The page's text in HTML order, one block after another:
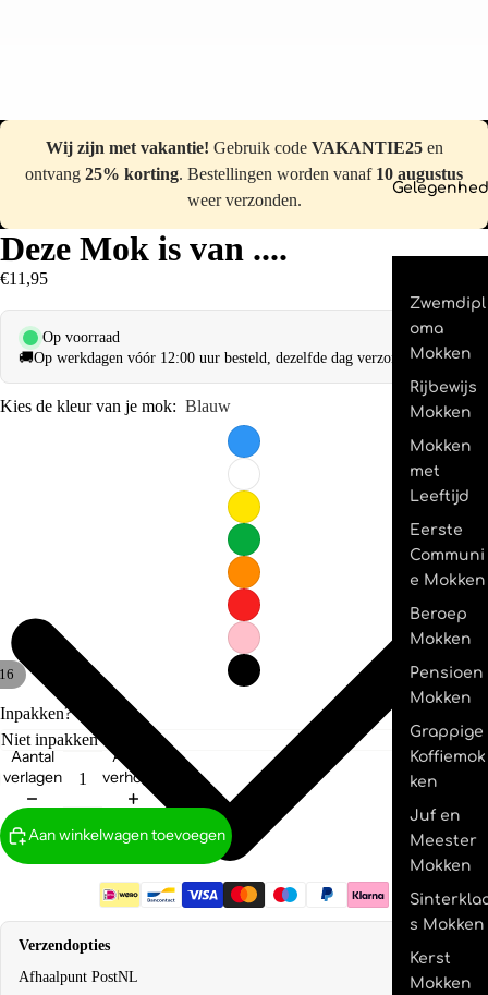
Zwemdipl
oma
Mokken
Rijbewijs
Mokken
Mokken
met
Leeftijd
Eerste
Communi
e Mokken
Beroep
Mokken
Pensioen
Mokken
Grappige
Koffiemok
ken
Juf en
Meester
Mokken
s Mokken
Kerst
Mokken
Wij zijn met vakantie! Gebruik code VAKANTIE25en
ontvang 25% korting. Bestellingen worden vanaf 10 augustus
weer verzonden.
Deze Mok is van ....
€11,95
Op voorraad
🚚Op werkdagen vóór 12:00 uur besteld, dezelfde dag verzonden.
Kies de kleur van je mok: Blauw
Inpakken?
Aantal
verlagen
Aantal
verhogen
Aan winkelwagen toevoegen
Verzendopties
Afhaalpunt PostNL
€2,95